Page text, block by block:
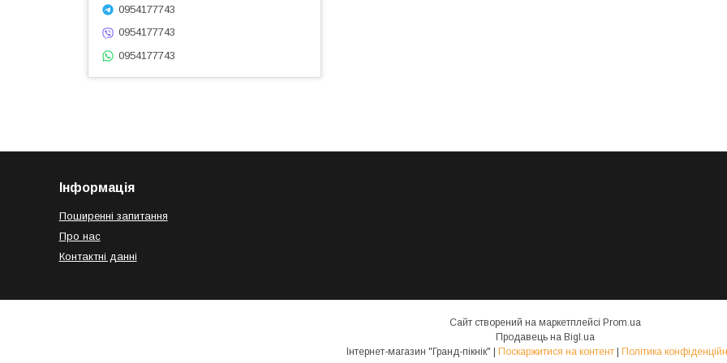
0954177743
0954177743
0954177743
Інформація
Поширенні запитання
Про нас
Контактні данні
Сайт створений на маркетплейсі Prom.ua
Продавець на Bigl.ua
Поскаржитися на контент Політика